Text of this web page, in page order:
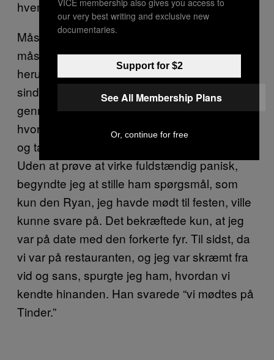
hvem han var.
Måske havde han barberet sig? Jeg tænkte,
måske har han sendt en af sine kollegaer
herud som en joke? Måske er jeg blevet
sindssyg? Alle mulige scenarier drøner
gennem mit hoved, og jeg prøver at regne ud
hvorfor en fremmed har sat sig ind i min bil,
og taler til mig, som om jeg ved, hvem han er.
Uden at prøve at virke fuldstændig panisk,
begyndte jeg at stille ham spørgsmål, som
kun den Ryan, jeg havde mødt til festen, ville
kunne svare på. Det bekræftede kun, at jeg
var på date med den forkerte fyr. Til sidst, da
vi var på restauranten, og jeg var skræmt fra
vid og sans, spurgte jeg ham, hvordan vi
kendte hinanden. Han svarede “vi mødtes på
Tinder.”
our very best writing and exclusive new
documentaries.
Support for $2
See All Membership Plans
Or, continue for free